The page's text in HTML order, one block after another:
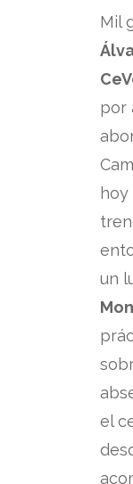
Mil
por
hoy
un
el